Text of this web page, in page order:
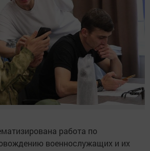
работа по
военнослужащих и их